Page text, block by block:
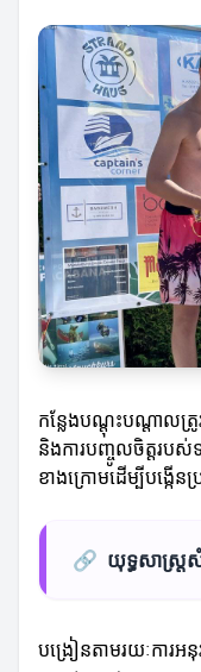
កន្លែងបណ្តុះបណ្តាលត្
និងការបញ្ចូលចិត្តរបស់
ខាងក្រោមដើម្បីបង្កើ
🔗 យុទ្ធសាស្ត្រ
បង្រៀនតាមរយៈការអនុ